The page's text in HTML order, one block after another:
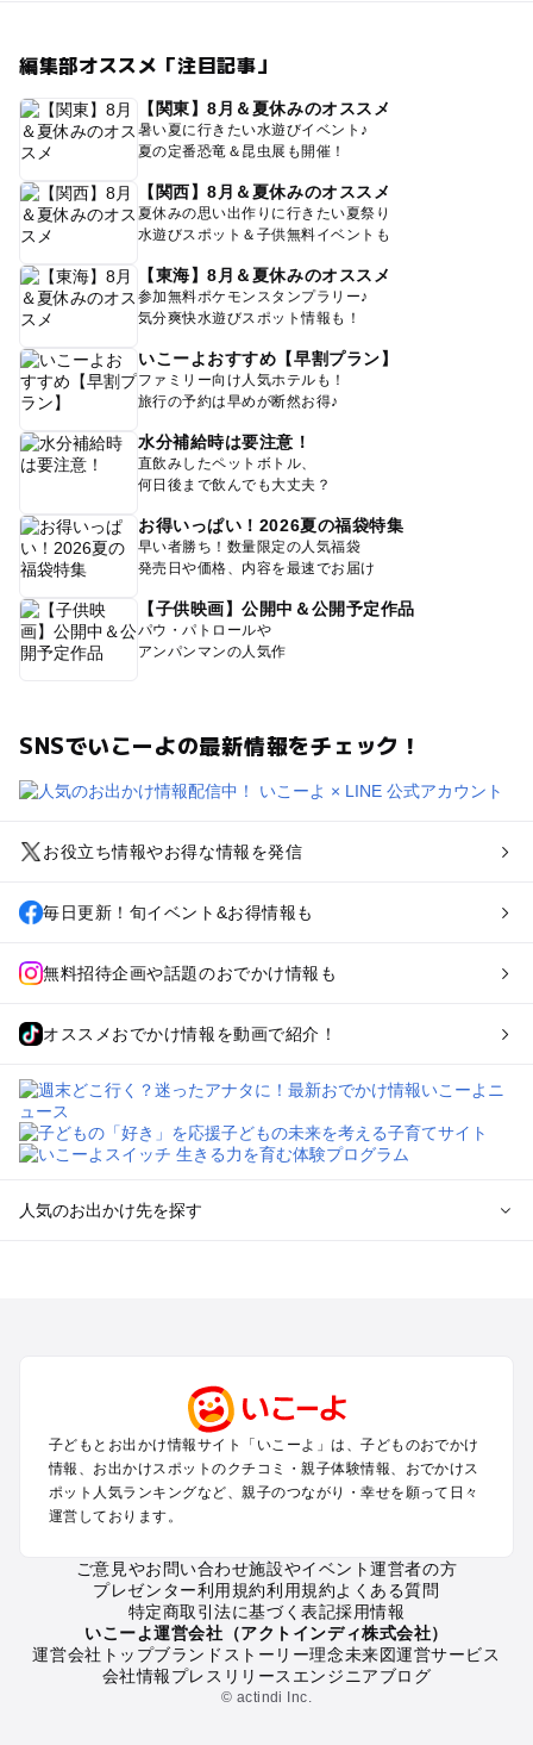
編集部オススメ「注目記事」
【関東】8月＆夏休みのオススメ
暑い夏に行きたい水遊びイベント♪
夏の定番恐竜＆昆虫展も開催！
【関西】8月＆夏休みのオススメ
夏休みの思い出作りに行きたい夏祭り
水遊びスポット＆子供無料イベントも
【東海】8月＆夏休みのオススメ
参加無料ポケモンスタンプラリー♪
気分爽快水遊びスポット情報も！
いこーよおすすめ【早割プラン】
ファミリー向け人気ホテルも！
旅行の予約は早めが断然お得♪
水分補給時は要注意！
直飲みしたペットボトル、
何日後まで飲んでも大丈夫？
お得いっぱい！2026夏の福袋特集
早い者勝ち！数量限定の人気福袋
発売日や価格、内容を最速でお届け
【子供映画】公開中＆公開予定作品
パウ・パトロールや
アンパンマンの人気作
SNSでいこーよの最新情報をチェック！
お役立ち情報やお得な情報を発信
毎日更新！旬イベント&お得情報も
無料招待企画や話題のおでかけ情報も
オススメおでかけ情報を動画で紹介！
人気のお出かけ先を探す
関西のプールおでかけ
中国･四国のプールおでかけ
九州･沖縄のプールおでかけ
定番お出かけスポット
牧場
子どもとお出かけ情報サイト「いこーよ」は、子どものおでかけ
情報、お出かけスポットのクチコミ・親子体験情報、おでかけス
ポット人気ランキングなど、親子のつながり・幸せを願って日々
運営しております。
ご意見やお問い合わせ施設やイベント運営者の方
プレゼンター利用規約利用規約よくある質問
特定商取引法に基づく表記採用情報
いこーよ運営会社（アクトインディ株式会社）
運営会社トップブランドストーリー理念未来図運営サービス
会社情報プレスリリース エンジニアブログ
© actindi Inc.